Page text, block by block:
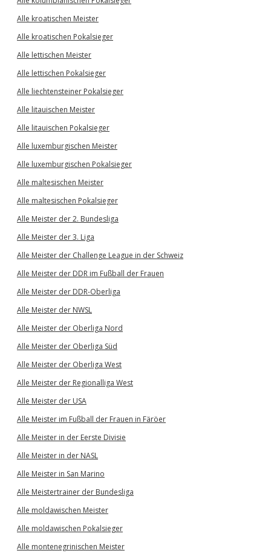
Alle kroatischen Meister
Alle kroatischen Pokalsieger
Alle lettischen Meister
Alle lettischen Pokalsieger
Alle liechtensteiner Pokalsieger
Alle litauischen Meister
Alle litauischen Pokalsieger
Alle luxemburgischen Meister
Alle luxemburgischen Pokalsieger
Alle maltesischen Meister
Alle maltesischen Pokalsieger
Alle Meister der 2. Bundesliga
Alle Meister der 3. Liga
Alle Meister der Challenge League in der Schweiz
Alle Meister der DDR im Fußball der Frauen
Alle Meister der DDR-Oberliga
Alle Meister der NWSL
Alle Meister der Oberliga Nord
Alle Meister der Oberliga Süd
Alle Meister der Oberliga West
Alle Meister der Regionalliga West
Alle Meister der USA
Alle Meister im Fußball der Frauen in Färöer
Alle Meister in der Eerste Divisie
Alle Meister in der NASL
Alle Meister in San Marino
Alle Meistertrainer der Bundesliga
Alle moldawischen Meister
Alle moldawischen Pokalsieger
Alle montenegrinischen Meister